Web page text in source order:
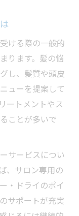
ける際の一般的
ります。髪の悩
し、髪質や頭皮
ューを提案して
ートメントやス
ことが多いで
サービスについ
、サロン専用の
・ドライのポイ
サポートが充実